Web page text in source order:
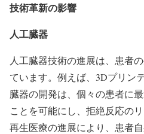
技術革新の影響
人工臓器
人工臓器技術の進展は、患者
ています。例えば、3Dプリン
臓器の開発は、個々の患者に
ことを可能にし、拒絶反応の
再生医療の進展により、患者